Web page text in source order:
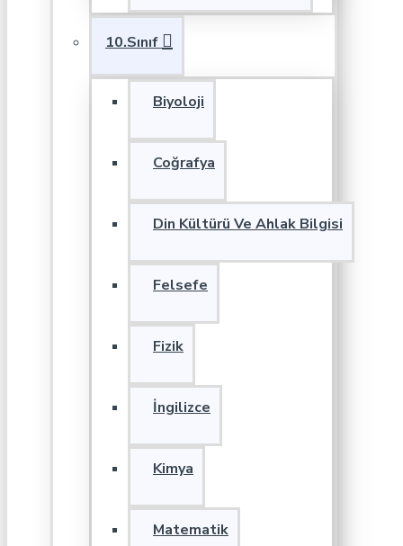
10.Sınıf
Biyoloji
Coğrafya
Din Kültürü Ve Ahlak Bilgisi
Felsefe
Fizik
İngilizce
Kimya
Matematik